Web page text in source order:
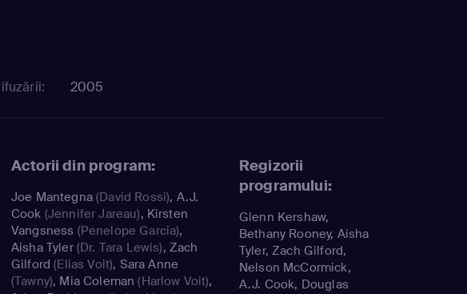
2005
Actorii din program:
Joe Mantegna(David Rossi), A.J.
Cook (Jennifer Jareau), Kirsten
Vangsness (Penelope Garcia),
Aisha Tyler(Dr. Tara Lewis), Zach
Gilford (Elias Voit), Sara Anne
(Tawny), Mia Coleman (Harlow Voit),
Regizorii
programului:
Glenn Kershaw,
Bethany Rooney, Aisha
Tyler, Zach Gilford,
Nelson McCormick,
A.J. Cook, Douglas